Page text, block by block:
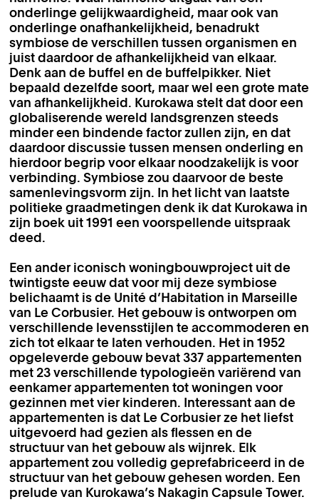
onderlinge gelijkwaardigheid, maar ook van
onderlinge onafhankelijkheid, benadrukt
symbiose de verschillen tussen organismen en
juist daardoor de afhankelijkheid van elkaar.
Denk aan de buffel en de buffelpikker. Niet
bepaald dezelfde soort, maar wel een grote mate
van afhankelijkheid. Kurokawa stelt dat door een
globaliserende wereld landsgrenzen steeds
minder een bindende factor zullen zijn, en dat
daardoor discussie tussen mensen onderling en
hierdoor begrip voor elkaar noodzakelijk is voor
verbinding. Symbiose zou daarvoor de beste
samenlevingsvorm zijn. In het licht van laatste
politieke graadmetingen denk ik dat Kurokawa in
zijn boek uit 1991 een voorspellende uitspraak
deed.
Een ander iconisch woningbouwproject uit de
twintigste eeuw dat voor mij deze symbiose
belichaamt is de Unité d’Habitation in Marseille
van Le Corbusier. Het gebouw is ontworpen om
verschillende levensstijlen te accommoderen en
zich tot elkaar te laten verhouden. Het in 1952
opgeleverde gebouw bevat 337 appartementen
met 23 verschillende typologieën variërend van
eenkamer appartementen tot woningen voor
gezinnen met vier kinderen. Interessant aan de
appartementen is dat Le Corbusier ze het liefst
uitgevoerd had gezien als flessen en de
structuur van het gebouw als wijnrek. Elk
appartement zou volledig geprefabriceerd in de
structuur van het gebouw gehesen worden. Een
prelude van Kurokawa’s Nakagin Capsule Tower.